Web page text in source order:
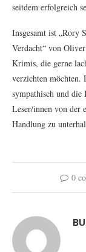
seitdem erfolgreich
Insgesamt ist „Rory
Verdacht“ von
Krimis, die gerne
verzichten möchten.
sympathisch und
Leser/innen von der
Handlung zu
0